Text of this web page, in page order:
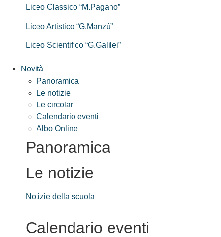
Liceo Classico “M.Pagano”
Liceo Artistico “G.Manzù”
Liceo Scientifico “G.Galilei”
Novità
Panoramica
Le notizie
Le circolari
Calendario eventi
Albo Online
Panoramica
Le notizie
Notizie della scuola
Calendario eventi